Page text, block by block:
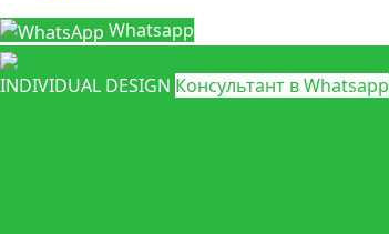
Whatsapp
INDIVIDUAL DESIGN Консультант в Whatsapp